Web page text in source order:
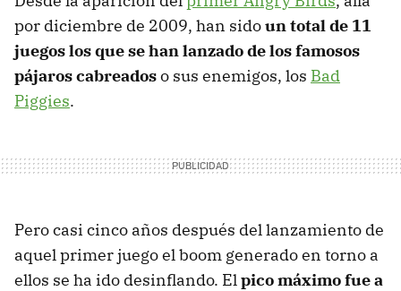
por diciembre de 2009, han sidoun total de 11
juegos los que se han lanzado de los famosos
pájaros cabreadoso sus enemigos, los Bad
Piggies.
Pero casi cinco años después del lanzamiento de
aquel primer juego el boom generado en torno a
ellos se ha ido desinflando. Elpico máximo fue a